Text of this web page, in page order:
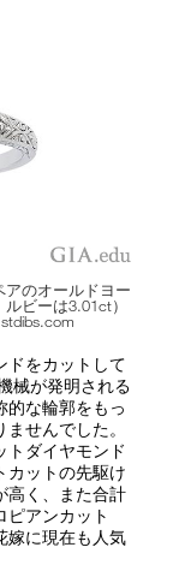
のオールドヨー
ビーは3.01ct）
ドをカットして
械が発明される
的な輪郭をもっ
せんでした。
トダイヤモンド
カットの先駆け
高く、また合計
ピアンカット
嫁に現在も人気